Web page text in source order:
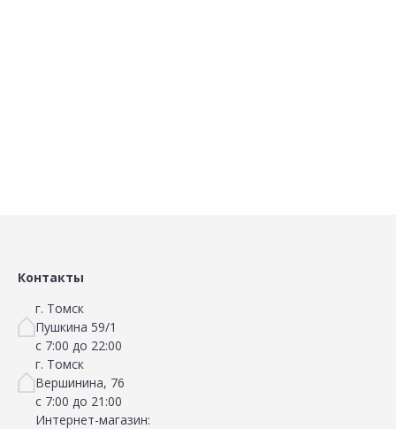
Контакты
г. Томск
Пушкина 59/1
с 7:00 до 22:00
г. Томск
Вершинина, 76
с 7:00 до 21:00
Интернет-магазин: